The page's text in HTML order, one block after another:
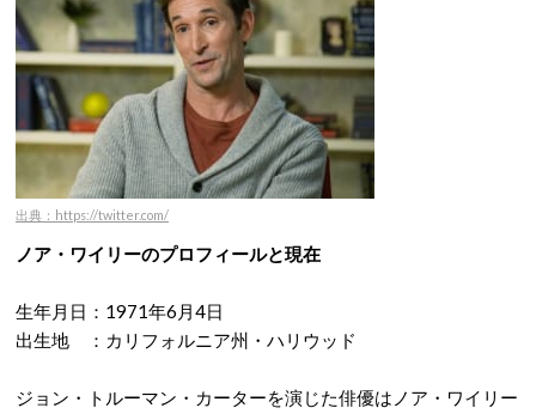
出典：https://twitter.com/
ノア・ワイリーのプロフィールと現在
生年月日：1971年6月4日
出生地 ：カリフォルニア州・ハリウッド
ジョン・トルーマン・カーターを演じた俳優はノア・ワイリー